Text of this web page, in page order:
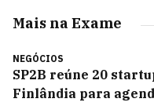
Mais na Exame
NEGÓCIOS
SP2B reúne 20
Finlândia para